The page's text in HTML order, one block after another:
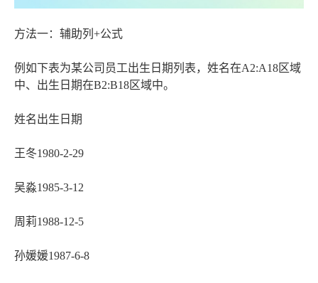
方法一：辅助列+公式
例如下表为某公司员工出生日期列表，姓名在A2:A18区域
中、出生日期在B2:B18区域中。
姓名出生日期
王冬1980-2-29
吴淼1985-3-12
周莉1988-12-5
孙媛媛1987-6-8